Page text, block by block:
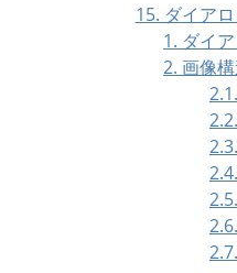
15. ダイア
1. ダイ
2. 画像